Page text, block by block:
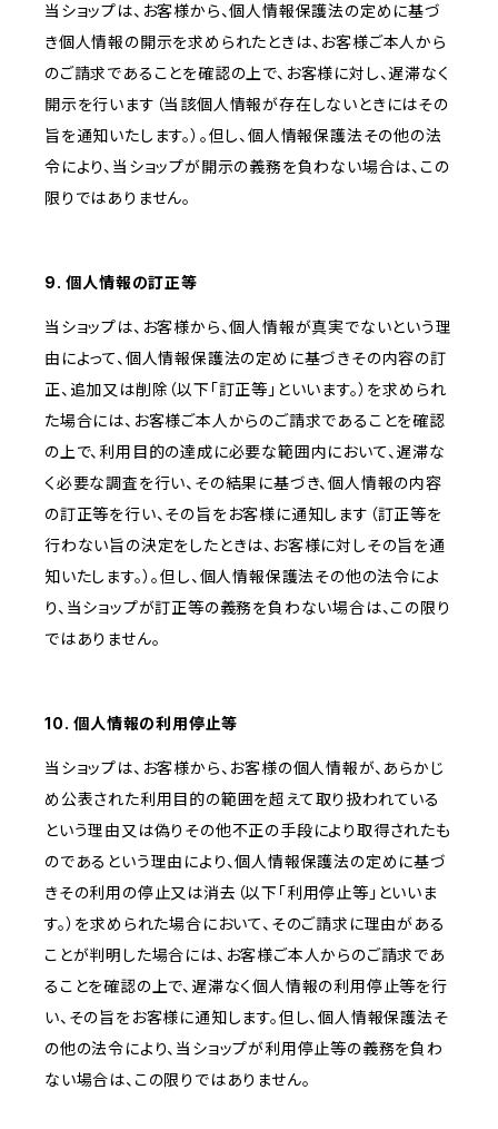
当ショップは、お客様から、個人情報保護法の定めに基づ
き個人情報の開示を求められたときは、お客様ご本人から
のご請求であることを確認の上で、お客様に対し、遅滞なく
開示を行います（当該個人情報が存在しないときにはその
旨を通知いたします。）。但し、個人情報保護法その他の法
令により、当ショップが開示の義務を負わない場合は、この
限りではありません。
9. 個人情報の訂正等
当ショップは、お客様から、個人情報が真実でないという理
由によって、個人情報保護法の定めに基づきその内容の訂
正、追加又は削除（以下「訂正等」といいます。）を求められ
た場合には、お客様ご本人からのご請求であることを確認
の上で、利用目的の達成に必要な範囲内において、遅滞な
く必要な調査を行い、その結果に基づき、個人情報の内容
の訂正等を行い、その旨をお客様に通知します（訂正等を
行わない旨の決定をしたときは、お客様に対しその旨を通
知いたします。）。但し、個人情報保護法その他の法令によ
り、当ショップが訂正等の義務を負わない場合は、この限り
ではありません。
10. 個人情報の利用停止等
当ショップは、お客様から、お客様の個人情報が、あらかじ
め公表された利用目的の範囲を超えて取り扱われている
という理由又は偽りその他不正の手段により取得されたも
のであるという理由により、個人情報保護法の定めに基づ
きその利用の停止又は消去（以下「利用停止等」といいま
す。）を求められた場合において、そのご請求に理由がある
ことが判明した場合には、お客様ご本人からのご請求であ
ることを確認の上で、遅滞なく個人情報の利用停止等を行
い、その旨をお客様に通知します。但し、個人情報保護法そ
の他の法令により、当ショップが利用停止等の義務を負わ
ない場合は、この限りではありません。